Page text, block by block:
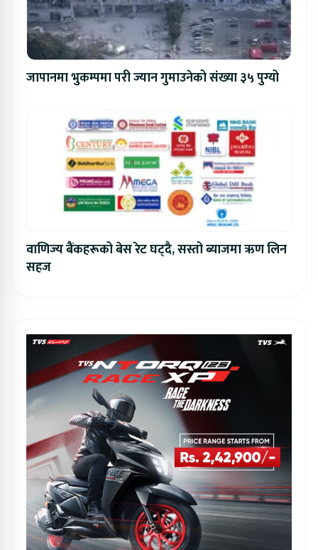
जापानमा भुकम्पमा परी ज्यान गुमाउनेको संख्या ३५ पुग्यो
वाणिज्य बैंकहरूको बेस रेट घट्दै, सस्तो ब्याजमा ऋण लिन
सहज